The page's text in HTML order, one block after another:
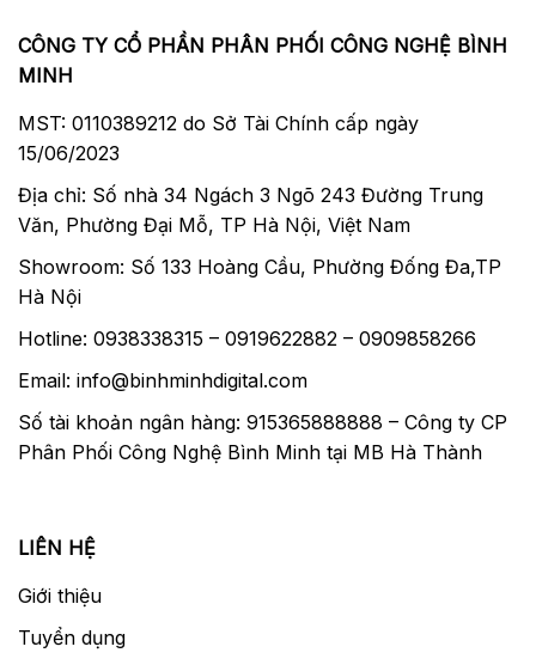
CÔNG TY CỔ PHẦN PHÂN PHỐI CÔNG NGHỆ BÌNH
MINH
MST: 0110389212 do Sở Tài Chính cấp ngày
15/06/2023
Địa chỉ: Số nhà 34 Ngách 3 Ngõ 243 Đường Trung
Văn, Phường Đại Mỗ, TP Hà Nội, Việt Nam
Showroom: Số 133 Hoàng Cầu, Phường Đống Đa,TP
Hà Nội
Hotline: 0938338315 – 0919622882 – 0909858266
Email: info@binhminhdigital.com
Số tài khoản ngân hàng: 915365888888 – Công ty CP
Phân Phối Công Nghệ Bình Minh tại MB Hà Thành
LIÊN HỆ
Giới thiệu
Tuyển dụng